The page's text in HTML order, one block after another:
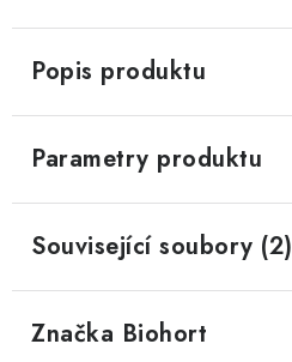
Popis produktu
Parametry produktu
Související soubory (2)
Značka Biohort